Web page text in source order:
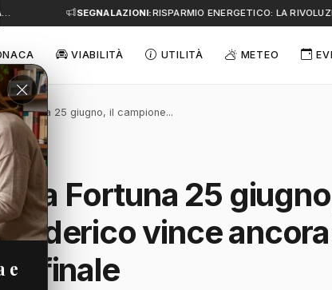
SEGNALAZIONI:RISPARMIO ENERGETICO: LA
VIABILITÀ UTILITÀ METEO
Fortuna 25 giugno, il campione...
Fortuna 25
vince
finale
e